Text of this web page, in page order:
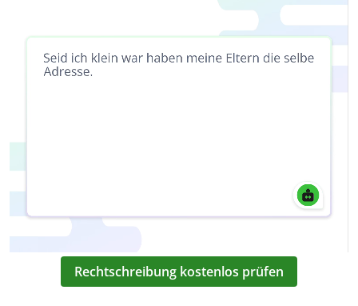
Rechtschreibung kostenlos prüfen